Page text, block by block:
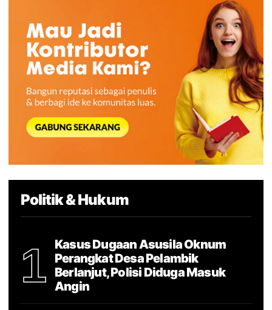
Politik & Hukum
1
Kasus Dugaan Asusila Oknum
Perangkat Desa Pelambik
Berlanjut, Polisi Diduga Masuk
Angin